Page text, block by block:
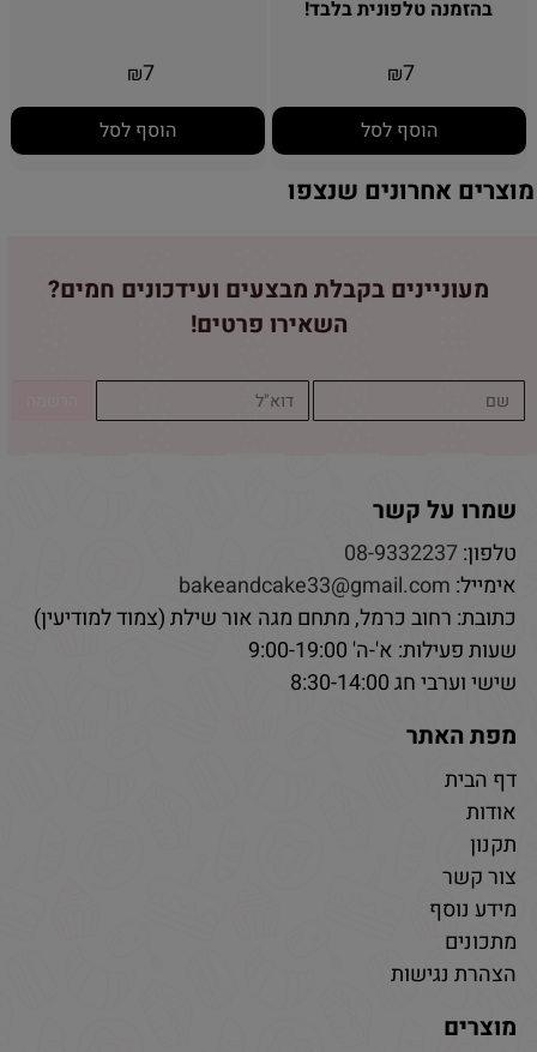
בהזמנה טלפונית בלבד!
₪7
הוסף לסל
₪7
הוסף לסל
מוצרים אחרונים שנצפו
מעוניינים בקבלת מבצעים ועידכונים חמים?
השאירו פרטים!
שמרו על קשר
טלפון:08-9332237
אימייל: bakeandcake33@gmail.com
כתובת: רחוב כרמל, מתחם מגה אור שילת (צמוד למודיעין)
שעות פעילות: א'-ה' 9:00-19:00
שישי וערבי חג 8:30-14:00
מפת האתר
דף הבית
אודות
תקנון
צור קשר
מידע נוסף
מתכונים
הצהרת נגישות
מוצרים